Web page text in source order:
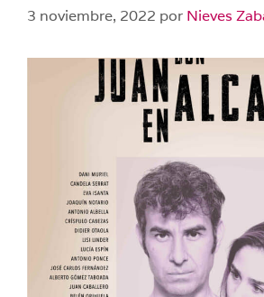
3 noviembre, 2022 por Nieves